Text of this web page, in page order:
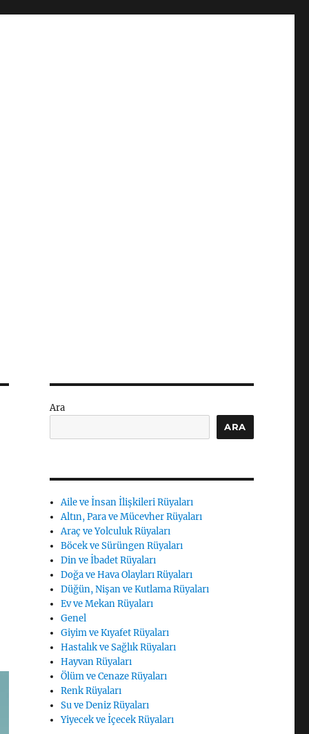
Ara
ARA
Aile ve İnsan İlişkileri Rüyaları
Altın, Para ve Mücevher Rüyaları
Araç ve Yolculuk Rüyaları
Böcek ve Sürüngen Rüyaları
Din ve İbadet Rüyaları
Doğa ve Hava Olayları Rüyaları
Düğün, Nişan ve Kutlama Rüyaları
Ev ve Mekan Rüyaları
Genel
Giyim ve Kıyafet Rüyaları
Hastalık ve Sağlık Rüyaları
Hayvan Rüyaları
Ölüm ve Cenaze Rüyaları
Renk Rüyaları
Su ve Deniz Rüyaları
Yiyecek ve İçecek Rüyaları